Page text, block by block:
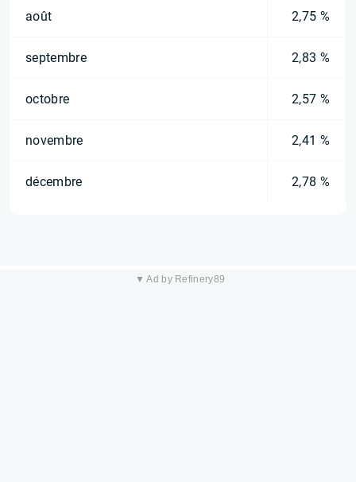
août 2,75 %
septembre 2,83 %
octobre 2,57 %
novembre 2,41 %
décembre 2,78 %
▼ Ad by Refinery89